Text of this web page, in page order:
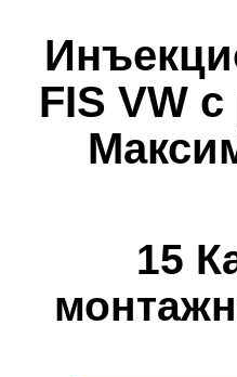
FIS VW
15